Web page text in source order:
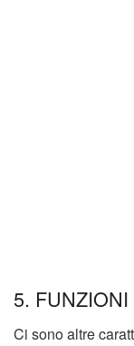
5.
Ci sono altre